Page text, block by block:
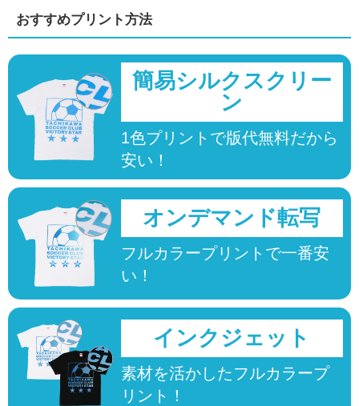
おすすめプリント方法
簡易シルクスクリー
ン
1色プリントで版代無料だから
安い！
オンデマンド転写
フルカラープリントで一番安
い！
インクジェット
素材を活かしたフルカラープ
リント！